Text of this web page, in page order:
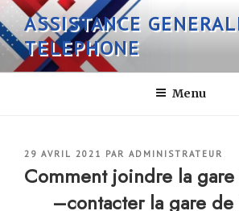
Aller
au
contenu
principal
ASSISTANCE
TELEPHONE
Menu
PUBLIÉ
LE
29 AVRIL 2021 PAR ADMINISTRATEUR
Comment joindre la gare
–contacter la gare de